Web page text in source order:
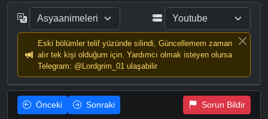
Eski bölümler telif yüzünde silindi, Güncellemem zaman
alır tek kişi olduğum için. Yardımcı olmak isteyen olursa
Telegram: @Lordgrim_01 ulaşabilir
Önceki Sonraki Sorun Bildir